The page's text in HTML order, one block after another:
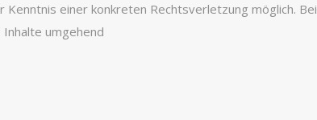
einer konkreten Rechtsverletzung möglich. Bei
umgehend